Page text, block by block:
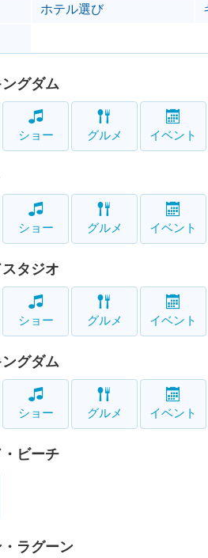
ホテル選び
グダム
ショー グルメ イベント
ショー グルメ イベント
タジオ
ショー グルメ イベント
グダム
ショー グルメ イベント
ビーチ
ラグーン